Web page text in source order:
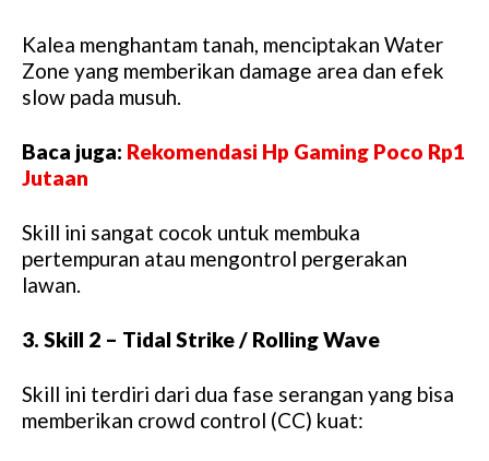
Kalea menghantam tanah, menciptakan Water
Zone yang memberikan damage area dan efek
slow pada musuh.
Baca juga: Rekomendasi Hp Gaming Poco Rp1
Jutaan
Skill ini sangat cocok untuk membuka
pertempuran atau mengontrol pergerakan
lawan.
3. Skill 2 – Tidal Strike / Rolling Wave
Skill ini terdiri dari dua fase serangan yang bisa
memberikan crowd control (CC) kuat: